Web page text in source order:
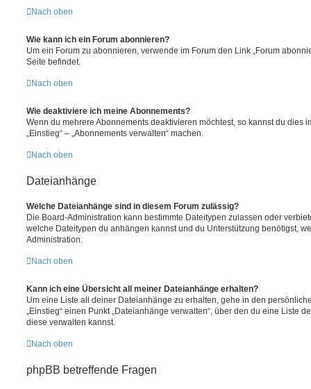
Nach oben
Wie kann ich ein Forum abonnieren?
Um ein Forum zu abonnieren, verwende im Forum den Link „Forum
Seite befindet.
Nach oben
Wie deaktiviere ich meine Abonnements?
Wenn du mehrere Abonnements deaktivieren möchtest, so kannst du dies
„Einstieg“ – „Abonnements verwalten“ machen.
Nach oben
Dateianhänge
Welche Dateianhänge sind in diesem Forum zulässig?
Die Board-Administration kann bestimmte Dateitypen zulassen oder
welche Dateitypen du anhängen kannst und du Unterstützung benötigst,
Administration.
Nach oben
Kann ich eine Übersicht all meiner Dateianhänge erhalten?
Um eine Liste all deiner Dateianhänge zu erhalten, gehe in den
„Einstieg“ einen Punkt „Dateianhänge verwalten“, über den du eine Liste
diese verwalten kannst.
Nach oben
phpBB betreffende Fragen